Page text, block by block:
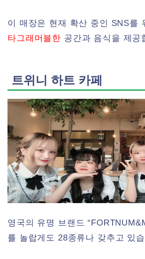
이 매장은 현재 확산 중인 SNS를
타그래머블한 공간과 음식을 제공
트위니 하트 카페
영국의 유명 브랜드
를 놀랍게도 28종류나 갖추고 있